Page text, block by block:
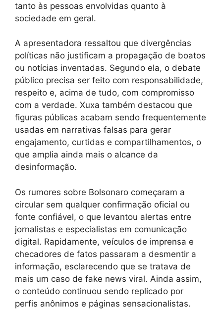
tanto às pessoas envolvidas quanto à
sociedade em geral.
A apresentadora ressaltou que divergências
políticas não justificam a propagação de boatos
ou notícias inventadas. Segundo ela, o debate
público precisa ser feito com responsabilidade,
respeito e, acima de tudo, com compromisso
com a verdade. Xuxa também destacou que
figuras públicas acabam sendo frequentemente
usadas em narrativas falsas para gerar
engajamento, curtidas e compartilhamentos, o
que amplia ainda mais o alcance da
desinformação.
Os rumores sobre Bolsonaro começaram a
circular sem qualquer confirmação oficial ou
fonte confiável, o que levantou alertas entre
jornalistas e especialistas em comunicação
digital. Rapidamente, veículos de imprensa e
checadores de fatos passaram a desmentir a
informação, esclarecendo que se tratava de
mais um caso de fake news viral. Ainda assim,
o conteúdo continuou sendo replicado por
perfis anônimos e páginas sensacionalistas.